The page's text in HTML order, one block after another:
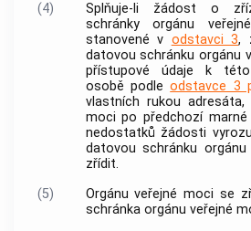
(4)
Splňuje-li žádost o
schránky orgánu
stanovené v odstavci 3,
datovou schránku orgánu
přístupové údaje k
osobě podleodstavce 3
vlastních rukou adresáta,
moci po předchozí
nedostatků žádosti
datovou schránku
zřídit.
(5)
Orgánu veřejné moci se
schránka orgánu veřejné